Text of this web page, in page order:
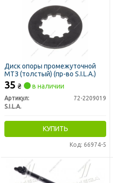
Диск опоры промежуточной
МТЗ (толстый) (пр-во S.I.L.A.)
35 ₴ в наличии
Артикул:
72-2209019
S.I.L.A.
КУПИТЬ
Код: 66974-5